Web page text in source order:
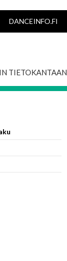
DANCEINFO.FI
TIETOKANTAAN